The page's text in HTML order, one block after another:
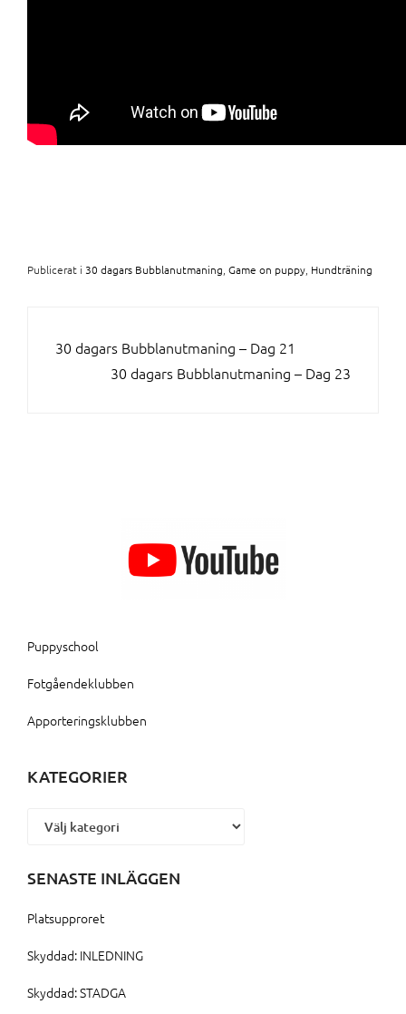
Publicerat i 30 dagars Bubblanutmaning Game on puppy Hundträning
INLÄGGSNAVIGERING
30 dagars Bubblanutmaning – Dag 21
30 dagars Bubblanutmaning – Dag 23
Puppyschool
Fotgåendeklubben
Apporteringsklubben
KATEGORIER
Kategorier
SENASTE INLÄGGEN
Platsupproret
Skyddad: INLEDNING
Skyddad: STADGA